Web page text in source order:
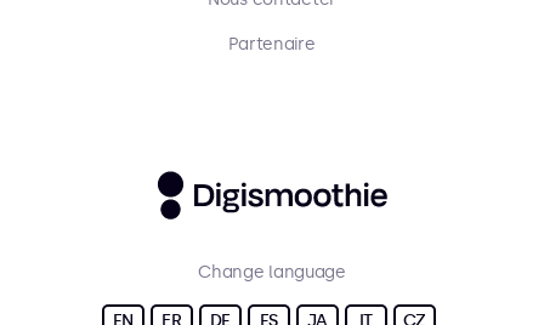
Partenaire
Change language